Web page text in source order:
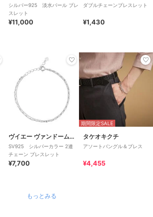
シルバー925 淡水パール ブレ
スレット
¥11,000
ダブルチェーンブレスレット
¥1,430
ヴイエー ヴァンドーム青山
SV925 シルバーカラー 2連
チェーン ブレスレット
¥7,700
期間限定SALE
タケオキクチ
アソートバングル＆ブレス
¥4,455
もっとみる